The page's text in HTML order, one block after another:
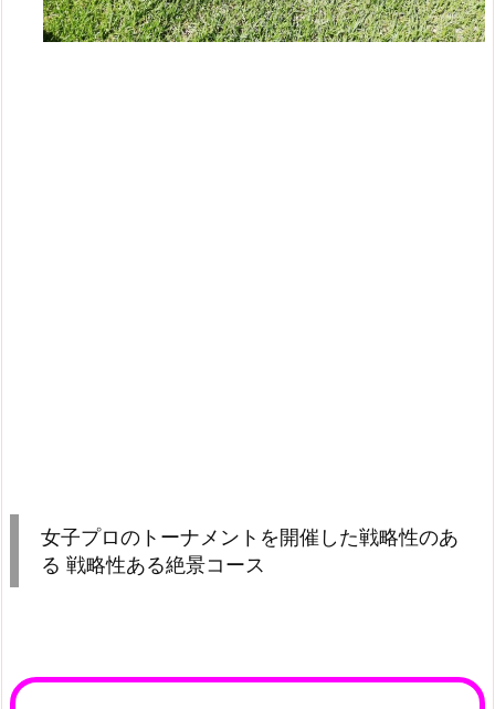
女子プロのトーナメントを開催した戦略性のあ
る 戦略性ある絶景コース